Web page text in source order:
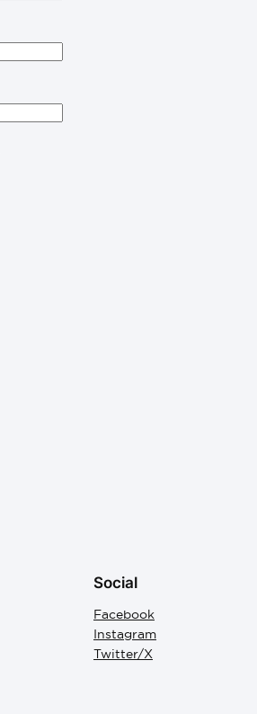
Social
Facebook
Instagram
Twitter/X